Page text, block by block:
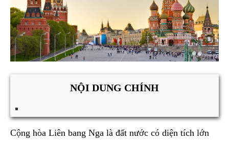
NỘI DUNG CHÍNH
Cộng hòa Liên bang Nga là đất nước có diện tích lớn